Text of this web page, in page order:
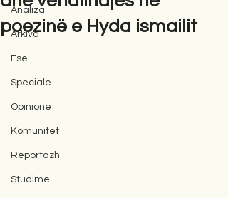
Analiza
Arkiva
Ese
Speciale
Opinione
Komunitet
Reportazh
Studime
poezinë e Hyda ismailit